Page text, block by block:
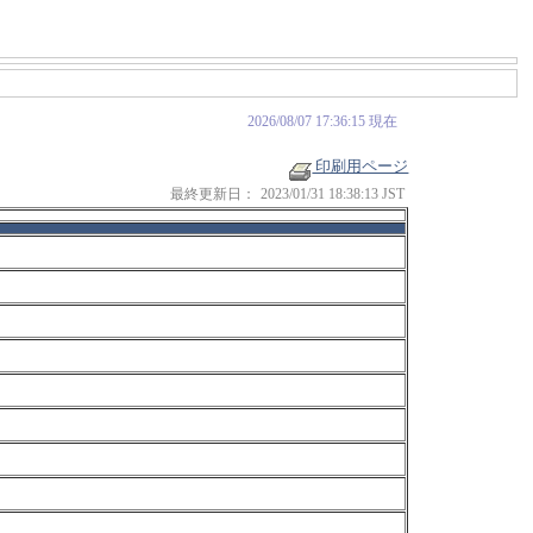
2026/08/07 17:36:15 現在
印刷用ページ
最終更新日： 2023/01/31 18:38:13 JST